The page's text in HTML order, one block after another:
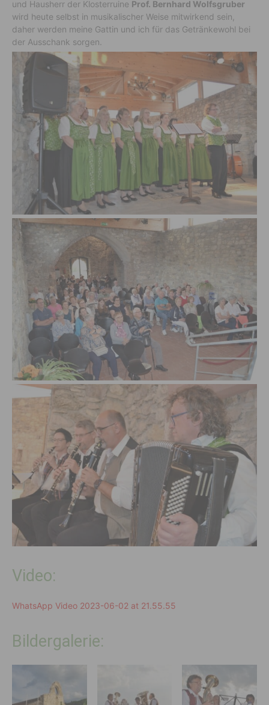
und Hausherr der Klosterruine Prof. Bernhard Wolfsgruber
wird heute selbst in musikalischer Weise mitwirkend sein,
daher werden meine Gattin und ich für das Getränkewohl bei
der Ausschank sorgen.
Video:
WhatsApp Video 2023-06-02 at 21.55.55
Bildergalerie: